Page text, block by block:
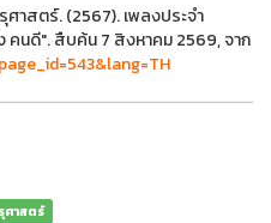
าสตร์. (2567). เพลงประจำ
คนดี". สืบค้น 7 สิงหาคม 2569, จาก
ศาสตร์